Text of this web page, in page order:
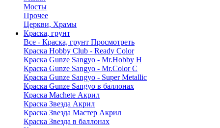
Мосты
Прочее
Церкви, Храмы
Краска, грунт
Все - Краска, грунт Просмотреть
Краска Hobby Club - Ready Color
Краска Gunze Sangyo - Mr.Hobby H
Краска Gunze Sangyo - Mr.Color C
Краска Gunze Sangyo - Super Metallic
Краска Gunze Sangyo в баллонах
Краска Machete Акрил
Краска Звезда Акрил
Краска Звезда Мастер Акрил
Краска Звезда в баллонах